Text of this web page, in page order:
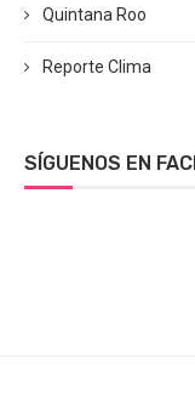
Quintana Roo
Reporte Clima
SÍGUENOS EN